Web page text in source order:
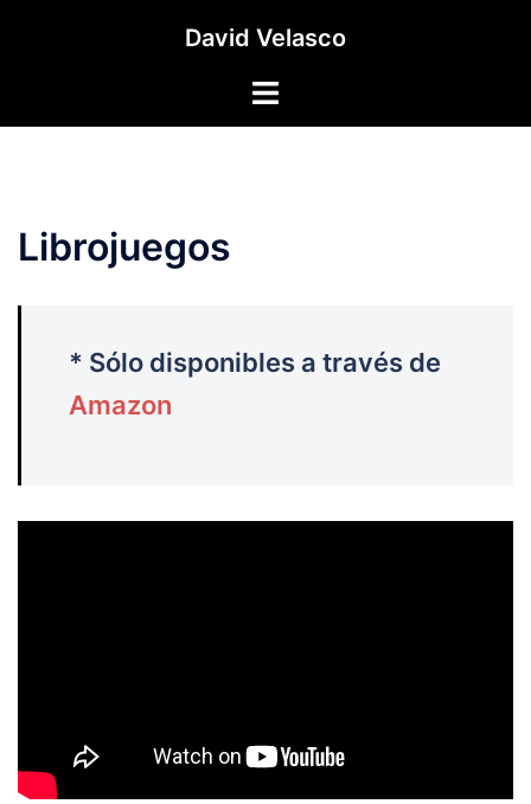
David Velasco
Alternar
Librojuegos
* Sólo disponibles a través de
Amazon